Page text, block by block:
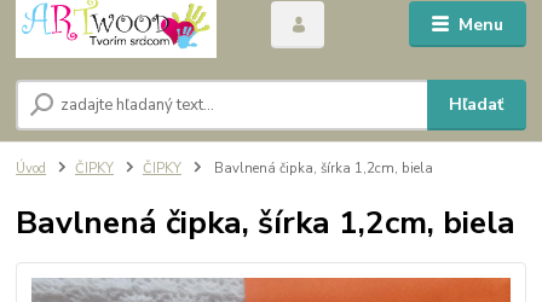
Menu
Hľadať
Úvod ČIPKY ČIPKY Bavlnená čipka, šírka 1,2cm, biela
Bavlnená čipka, šírka 1,2cm, biela